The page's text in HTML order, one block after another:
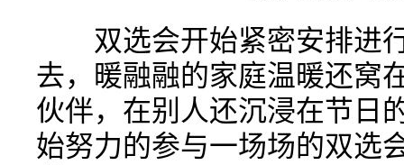
双选会开始紧密安排进
去，暖融融的家庭温暖还窝
伙伴，在别人还沉浸在节日
始努力的参与一场场的双选